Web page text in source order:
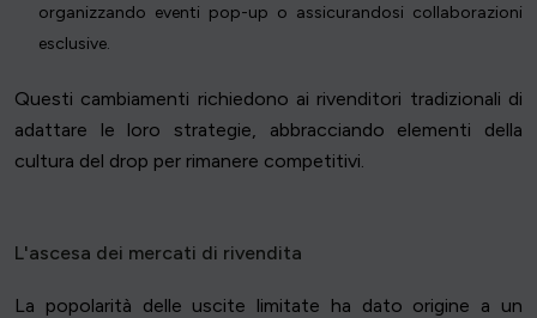
organizzando eventi pop-up o assicurandosi collaborazioni
esclusive.
Questi cambiamenti richiedono ai rivenditori tradizionali di
adattare le loro strategie, abbracciando elementi della
cultura del drop per rimanere competitivi.
L'ascesa dei mercati di rivendita
La popolarità delle uscite limitate ha dato origine a un